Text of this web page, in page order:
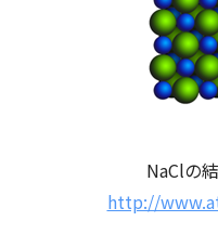
NaClの
http://